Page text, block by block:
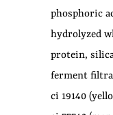
phosphoric
hydrolyzed
protein,
ferment
ci 19140